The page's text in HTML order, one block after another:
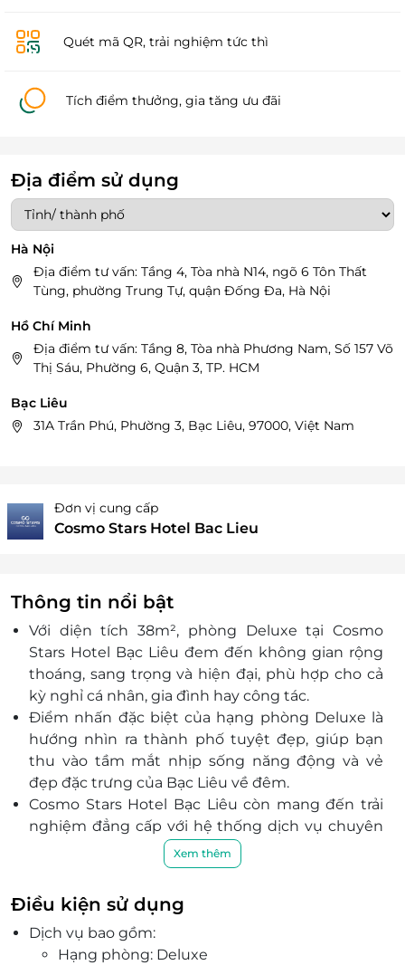
Quét mã QR, trải nghiệm tức thì
Tích điểm thưởng, gia tăng ưu đãi
Địa điểm sử dụng
Hà Nội
Địa điểm tư vấn: Tầng 4, Tòa nhà N14, ngõ 6 Tôn Thất
Tùng, phường Trung Tự, quận Đống Đa, Hà Nội
Hồ Chí Minh
Địa điểm tư vấn: Tầng 8, Tòa nhà Phương Nam, Số 157 Võ
Thị Sáu, Phường 6, Quận 3, TP. HCM
Bạc Liêu
31A Trần Phú, Phường 3, Bạc Liêu, 97000, Việt Nam
Đơn vị cung cấp
Cosmo Stars Hotel Bac Lieu
Thông tin nổi bật
Với diện tích 38m², phòng Deluxe tại Cosmo
Stars Hotel Bạc Liêu đem đến không gian rộng
thoáng, sang trọng và hiện đại, phù hợp cho cả
kỳ nghỉ cá nhân, gia đình hay công tác.
Điểm nhấn đặc biệt của hạng phòng Deluxe là
hướng nhìn ra thành phố tuyệt đẹp, giúp bạn
thu vào tầm mắt nhịp sống năng động và vẻ
đẹp đặc trưng của Bạc Liêu về đêm.
Cosmo Stars Hotel Bạc Liêu còn mang đến trải
nghiệm đẳng cấp với hệ thống dịch vụ chuyên
nghiệp như: nhà hàng, quầy bar, chỗ đậu xe
Dịch vụ phòng tận tình và quầy lễ tân hoạt động
24/7 giúp chuyến nghỉ dưỡng của bạn trở nên
tiện lợi và an tâm hơn bao giờ hết.
Xem thêm
Điều kiện sử dụng
Dịch vụ bao gồm:
Hạng phòng: Deluxe